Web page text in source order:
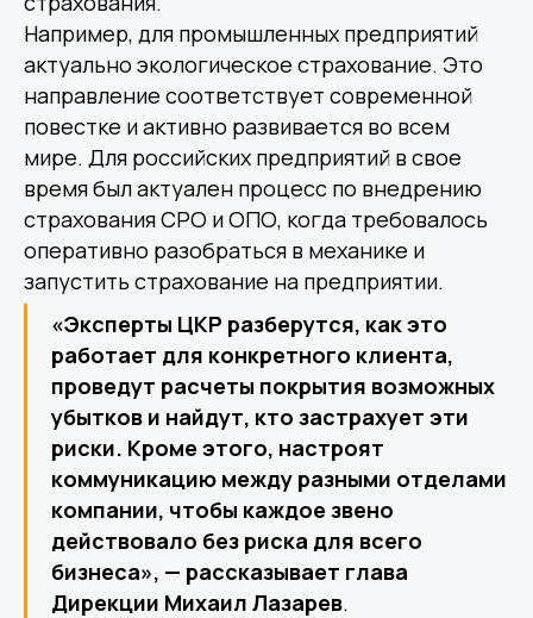
Например, для промышленных предприятий
актуально экологическое страхование. Это
направление соответствует современной
повестке и активно развивается во всем
мире. Для российских предприятий в свое
время был актуален процесс по внедрению
страхования СРО и ОПО, когда требовалось
оперативно разобраться в механике и
запустить страхование на предприятии.
«Эксперты ЦКР разберутся, как это
работает для конкретного клиента,
проведут расчеты покрытия возможных
убытков и найдут, кто застрахует эти
риски. Кроме этого, настроят
коммуникацию между разными отделами
компании, чтобы каждое звено
действовало без риска для всего
бизнеса», — рассказывает глава
Дирекции Михаил Лазарев.